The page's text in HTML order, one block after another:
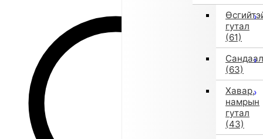
гутал
(61)
Сандаал
(63)
Хавар,
намрын
гутал
(43)